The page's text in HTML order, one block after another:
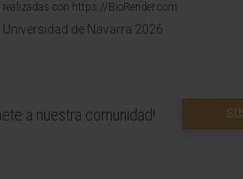
realizadas con https://BioRender.com
de Navarra 2026
a nuestra comunidad!